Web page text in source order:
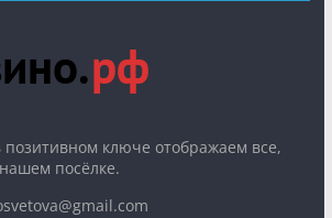
позитивном ключе отображаем все,
посёлке.